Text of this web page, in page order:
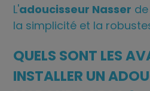
L'adoucisseur Nasser
la simplicité et la
QUELS SONT LES
INSTALLER UN